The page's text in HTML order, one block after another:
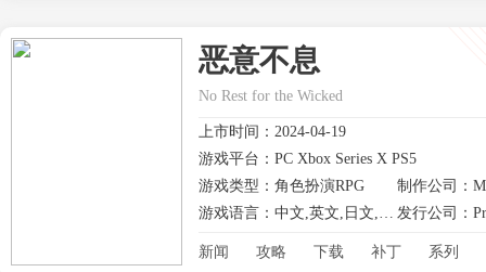
恶意不息
No Rest for the Wicked
上市时间：2024-04-19
游戏平台：PC Xbox Series X PS5
游戏类型：角色扮演RPG
游戏语言：中文,英文,日文,其他 发行公司：
新闻 攻略 下载 补丁 系列